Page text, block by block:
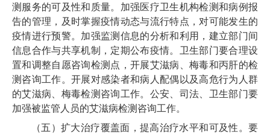
测服务的可及性和质量。加强医疗卫生机构检测和病例报
告的管理，及时掌握疫情动态与流行特点，对可能发生的
疫情进行预警。加强监测信息的分析和利用，建立部门间
信息合作与共享机制，定期公布疫情。卫生部门要合理设
置和调整自愿咨询检测点，开展艾滋病、梅毒和丙肝的检
测咨询工作。开展对感染者和病人配偶以及高危行为人群
的艾滋病、梅毒检测咨询工作。公安、司法、卫生部门要
加强被监管人员的艾滋病检测咨询工作。
（五）扩大治疗覆盖面，提高治疗水平和可及性。要